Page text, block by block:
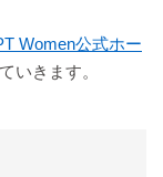
Women公式ホー
いきます。